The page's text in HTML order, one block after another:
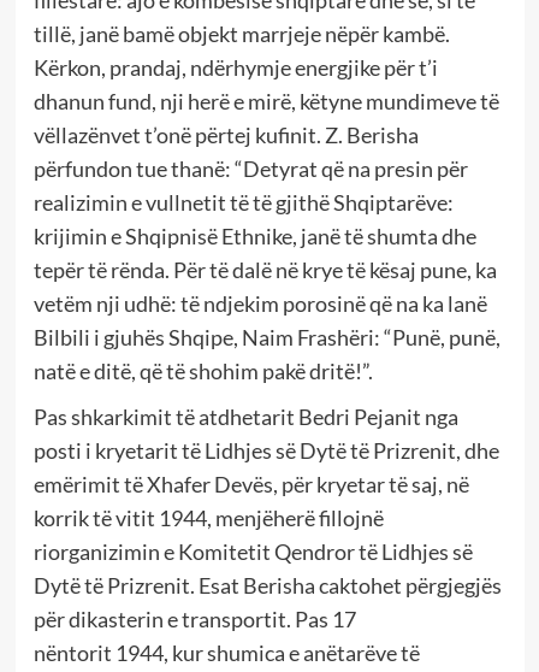
tillë, janë bamë objekt marrjeje nëpër kambë.
Kërkon, prandaj, ndërhymje energjike për t’i
dhanun fund, nji herë e mirë, këtyne mundimeve të
vëllazënvet t’onë përtej kufinit. Z. Berisha
përfundon tue thanë: “Detyrat që na presin për
realizimin e vullnetit të të gjithë Shqiptarëve:
krijimin e Shqipnisë Ethnike, janë të shumta dhe
tepër të rënda. Për të dalë në krye të kësaj pune, ka
vetëm nji udhë: të ndjekim porosinë që na ka lanë
Bilbili i gjuhës Shqipe, Naim Frashëri: “Punë, punë,
natë e ditë, që të shohim pakë dritë!”.
Pas shkarkimit të atdhetarit Bedri Pejanit nga
posti i kryetarit të Lidhjes së Dytë të Prizrenit, dhe
emërimit të Xhafer Devës, për kryetar të saj, në
korrik të vitit 1944, menjëherë fillojnë
riorganizimin e Komitetit Qendror të Lidhjes së
Dytë të Prizrenit. Esat Berisha caktohet përgjegjës
për dikasterin e transportit. Pas 17
nëntorit 1944, kur shumica e anëtarëve të